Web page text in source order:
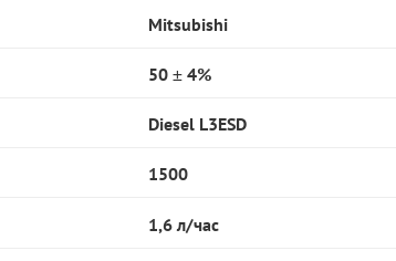
Mitsubishi
50 ± 4%
Diesel L3ESD
1500
1,6 л/час